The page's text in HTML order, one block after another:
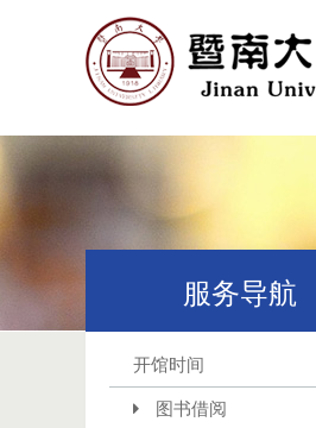
服务导航
开馆时间
图书借阅